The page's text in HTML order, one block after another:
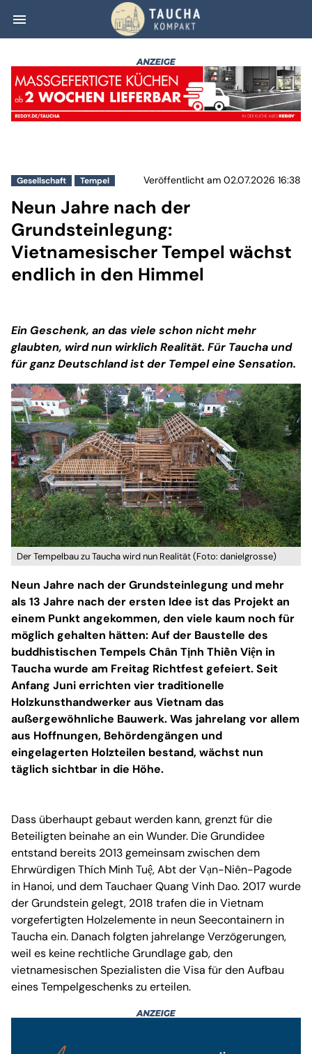
menu Neun Jahre
Gesellschaft Tempel Veröffentlicht am 02.07.2026 16:38
Neun Jahre nach der
Grundsteinlegung:
Vietnamesischer Tempel wächst
endlich in den Himmel
Ein Geschenk, an das viele schon nicht mehr
glaubten, wird nun wirklich Realität. Für Taucha und
für ganz Deutschland ist der Tempel eine Sensation.
Der Tempelbau zu Taucha wird nun Realität (Foto: danielgrosse)
Neun Jahre nach der Grundsteinlegung und mehr
als 13 Jahre nach der ersten Idee ist das Projekt an
einem Punkt angekommen, den viele kaum noch für
möglich gehalten hätten: Auf der Baustelle des
buddhistischen Tempels Chân Tịnh Thiền Viện in
Taucha wurde am Freitag Richtfest gefeiert. Seit
Anfang Juni errichten vier traditionelle
Holzkunsthandwerker aus Vietnam das
außergewöhnliche Bauwerk. Was jahrelang vor allem
aus Hoffnungen, Behördengängen und
eingelagerten Holzteilen bestand, wächst nun
täglich sichtbar in die Höhe.
Dass überhaupt gebaut werden kann, grenzt für die
Beteiligten beinahe an ein Wunder. Die Grundidee
entstand bereits 2013 gemeinsam zwischen dem
Ehrwürdigen Thích Minh Tuệ, Abt der Vạn-Niên-Pagode
in Hanoi, und dem Tauchaer Quang Vinh Dao. 2017 wurde
der Grundstein gelegt, 2018 trafen die in Vietnam
vorgefertigten Holzelemente in neun Seecontainern in
Taucha ein. Danach folgten jahrelange Verzögerungen,
weil es keine rechtliche Grundlage gab, den
vietnamesischen Spezialisten die Visa für den Aufbau
eines Tempelgeschenks zu erteilen.